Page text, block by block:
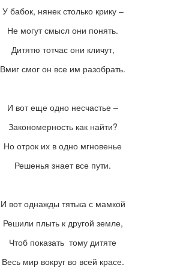
У бабок, нянек столько крику –
Не могут смысл они понять.
Дитятю тотчас они кличут,
Вмиг смог он все им разобрать.
И вот еще одно несчастье –
Закономерность как найти?
Но отрок их в одно мгновенье
Решенья знает все пути.
И вот однажды тятька с мамкой
Решили плыть к другой земле,
Чтоб показать тому дитяте
Весь мир вокруг во всей красе.